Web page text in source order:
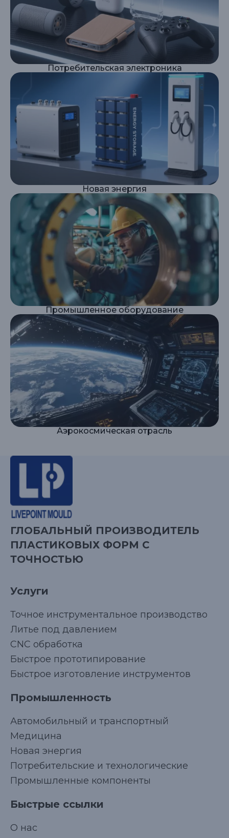
Потребительская электроника
Новая энергия
Промышленное оборудование
Аэрокосмическая отрасль
ГЛОБАЛЬНЫЙ ПРОИЗВОДИТЕЛЬ
ПЛАСТИКОВЫХ ФОРМ С
ТОЧНОСТЬЮ
Услуги
Точное инструментальное производство
Литье под давлением
CNC обработка
Быстрое прототипирование
Быстрое изготовление инструментов
Промышленность
Автомобильный и транспортный
Медицина
Новая энергия
Потребительские и технологические
Промышленные компоненты
Быстрые ссылки
О нас